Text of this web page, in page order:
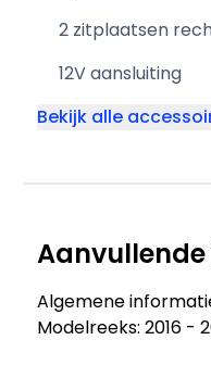
2 zitplaatsen
12V aansluiting
Bekijk alle
Algemene
Modelreeks: 2016 -